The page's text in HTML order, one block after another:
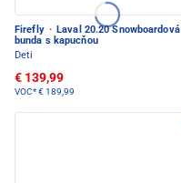
Firefly · Laval 20.20 Snowboardová
bunda s kapucňou
Deti
€ 139,99
VOC*€ 189,99